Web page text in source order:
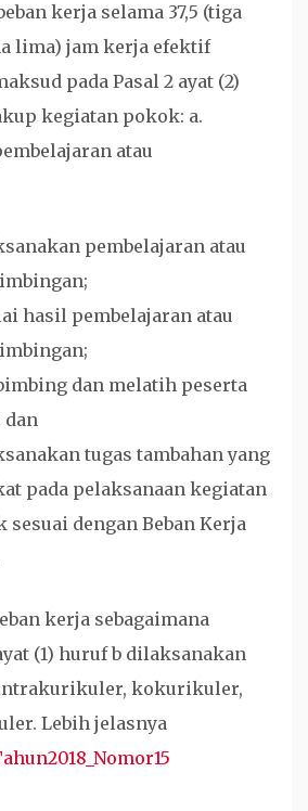
kerja selama 37,5 (tiga
lima) jam kerja efektif
pada Pasal 2 ayat (2)
kegiatan pokok: a.
atau
pembelajaran atau
hasil pembelajaran atau
dan melatih peserta
dan
tugas tambahan yang
pada pelaksanaan kegiatan
sesuai dengan Beban Kerja
kerja sebagaimana
(1) huruf b dilaksanakan
kokurikuler,
Lebih jelasnya